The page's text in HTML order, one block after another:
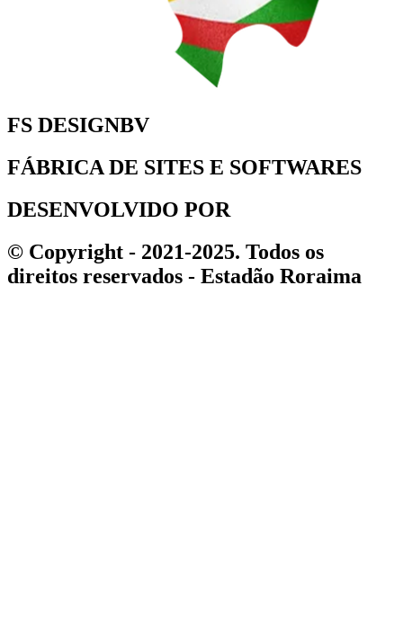
FÁBRICA DE SITES E SOFTWARES
DESENVOLVIDO POR
© Copyright - 2021-2025. Todos os
direitos reservados - Estadão Roraima